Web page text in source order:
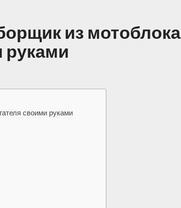
из мотоблока
руками
своими руками